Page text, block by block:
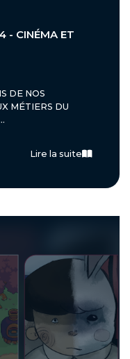
- CINÉMA ET
DE NOS
MÉTIERS DU
Lire la suite